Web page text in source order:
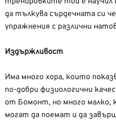
да тълкува сърдечната си
упражнения с различни
Издържливост
Има много хора, които
по-добри физиологични
от Бомонт, но много малко,
могат да поемат и да